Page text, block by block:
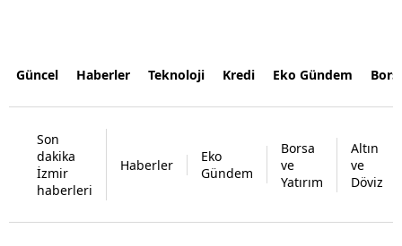
Güncel Haberler Teknoloji Kredi Eko Gündem
Son
dakika
İzmir
haberleri
Haberler
Eko
Gündem
Borsa
ve
Yatırım
Altın
ve
Döviz